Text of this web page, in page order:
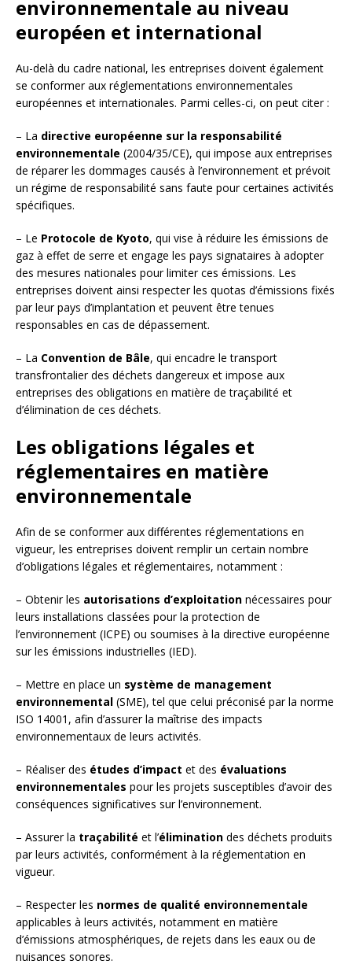
environnementale au niveau
européen et international
Au-delà du cadre national, les entreprises doivent également
se conformer aux réglementations environnementales
européennes et internationales. Parmi celles-ci, on peut citer :
– La directive européenne sur la responsabilité
environnementale (2004/35/CE), qui impose aux entreprises
de réparer les dommages causés à l’environnement et prévoit
un régime de responsabilité sans faute pour certaines activités
spécifiques.
– Le Protocole de Kyoto, qui vise à réduire les émissions de
gaz à effet de serre et engage les pays signataires à adopter
des mesures nationales pour limiter ces émissions. Les
entreprises doivent ainsi respecter les quotas d’émissions fixés
par leur pays d’implantation et peuvent être tenues
responsables en cas de dépassement.
– La Convention de Bâle, qui encadre le transport
transfrontalier des déchets dangereux et impose aux
entreprises des obligations en matière de traçabilité et
d’élimination de ces déchets.
Les obligations légales et
réglementaires en matière
environnementale
Afin de se conformer aux différentes réglementations en
vigueur, les entreprises doivent remplir un certain nombre
d’obligations légales et réglementaires, notamment :
– Obtenir les autorisations d’exploitation nécessaires pour
leurs installations classées pour la protection de
l’environnement (ICPE) ou soumises à la directive européenne
sur les émissions industrielles (IED).
– Mettre en place un système de management
environnemental (SME), tel que celui préconisé par la norme
ISO 14001, afin d’assurer la maîtrise des impacts
environnementaux de leurs activités.
– Réaliser des études d’impact et des évaluations
environnementales pour les projets susceptibles d’avoir des
conséquences significatives sur l’environnement.
– Assurer la traçabilité et l’élimination des déchets produits
par leurs activités, conformément à la réglementation en
vigueur.
– Respecter les normes de qualité environnementale
applicables à leurs activités, notamment en matière
d’émissions atmosphériques, de rejets dans les eaux ou de
nuisances sonores.